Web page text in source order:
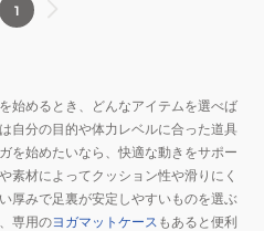
1
始めるとき、どんなアイテムを選べば
自分の目的や体力レベルに合った道具
を始めたいなら、快適な動きをサポー
素材によってクッション性や滑りにく
厚みで足裏が安定しやすいものを選ぶ
専用のヨガマットケース もあると便利